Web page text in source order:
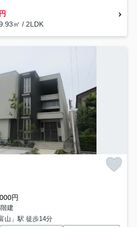
㎡ / 2LDK
円
建
山」駅 徒歩14分